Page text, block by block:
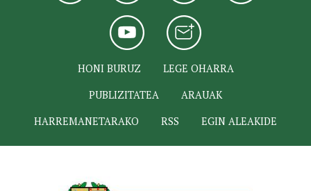
HONI BURUZ
LEGE OHARRA
PUBLIZITATEA
ARAUAK
HARREMANETARAKO
RSS EGIN ALEAKIDE